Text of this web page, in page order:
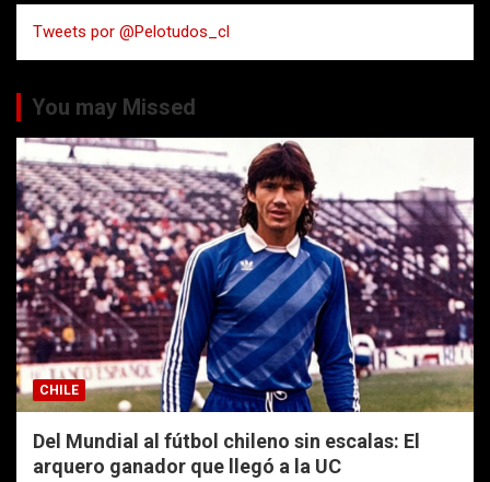
a
r
Tweets por @Pelotudos_cl
You may Missed
CHILE
Del Mundial al fútbol chileno sin escalas: El
arquero ganador que llegó a la UC